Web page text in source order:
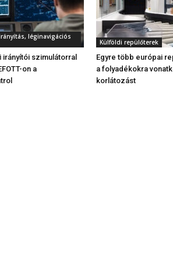
léginavigációs
szimulátorral
on a
Külföldi repülőterek
Egyre több európai
a folyadékokra
korlátozást